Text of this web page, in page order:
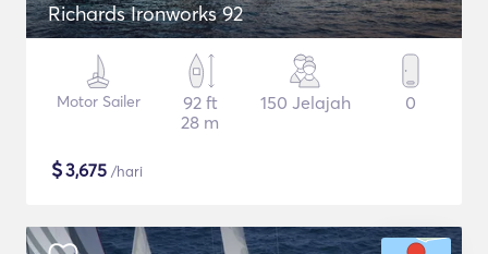
Richards Ironworks 92
Motor Sailer
92 ft
28 m
150 Jelajah 0
$3,675 /hari